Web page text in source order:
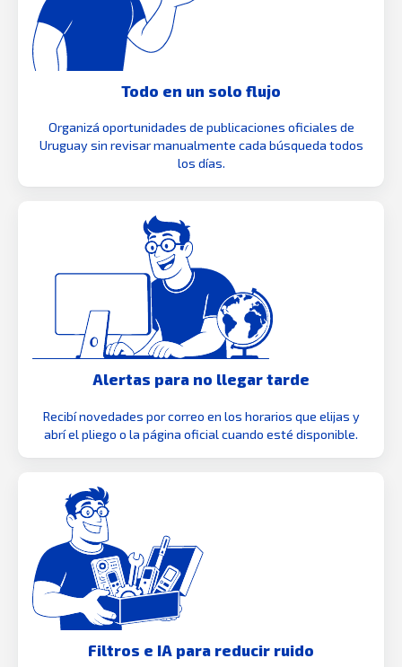
Todo en un solo flujo
Organizá oportunidades de publicaciones oficiales de
Uruguay sin revisar manualmente cada búsqueda todos
los días.
Alertas para no llegar tarde
Recibí novedades por correo en los horarios que elijas y
abrí el pliego o la página oficial cuando esté disponible.
Filtros e IA para reducir ruido